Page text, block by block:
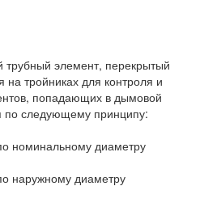
трубный элемент, перекрытый
на тройниках для контроля и
попадающих в дымовой
по следующему принципу:
номинальному диаметру
наружному диаметру